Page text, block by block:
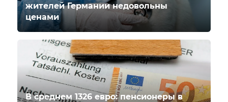
жителей Германии недовольны
ценами
В среднем 1326 евро: пенсионеры в